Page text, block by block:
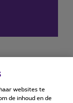
statement
websites te
de inhoud en de